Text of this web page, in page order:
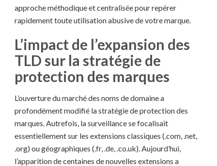
approche méthodique et centralisée pour repérer
rapidement toute utilisation abusive de votre marque.
L’impact de l’expansion des
TLD sur la stratégie de
protection des marques
L’ouverture du marché des noms de domaine a
profondément modifié la stratégie de protection des
marques. Autrefois, la surveillance se focalisait
essentiellement sur les extensions classiques (.com, .net,
.org) ou géographiques (.fr, .de, .co.uk). Aujourd’hui,
l’apparition de centaines de nouvelles extensions a